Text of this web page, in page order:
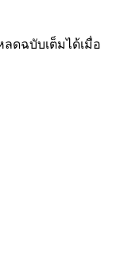
ดฉบับเต็มได้เมื่อ